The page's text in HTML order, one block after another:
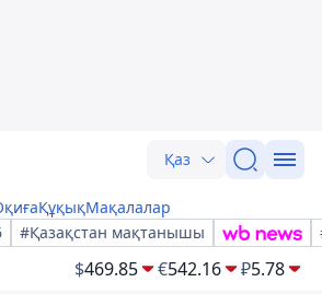
Қаз
ҚұқықМақалалар
#Қазақстан мақтанышы
$469.85 €542.16 ₽5.78